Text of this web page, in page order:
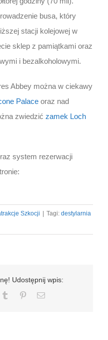
busa, który
stacji kolejowej w
sklep z pamiątkami oraz
i bezalkoholowymi.
Abbey można w ciekawy
Palace oraz nad
zwiedzić zamek Loch
system rezerwacji
Szkocji | Tagi: destylarnia
Udostępnij wpis:
Tumblr PinterestEmail